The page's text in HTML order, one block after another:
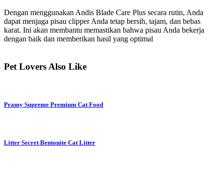
Dengan menggunakan Andis Blade Care Plus secara rutin, Anda
dapat menjaga pisau clipper Anda tetap bersih, tajam, dan bebas
karat. Ini akan membantu memastikan bahwa pisau Anda bekerja
dengan baik dan memberikan hasil yang optimal
Pet Lovers Also Like
Pramy Supreme Premium Cat Food
Litter Secret Bentonite Cat Litter